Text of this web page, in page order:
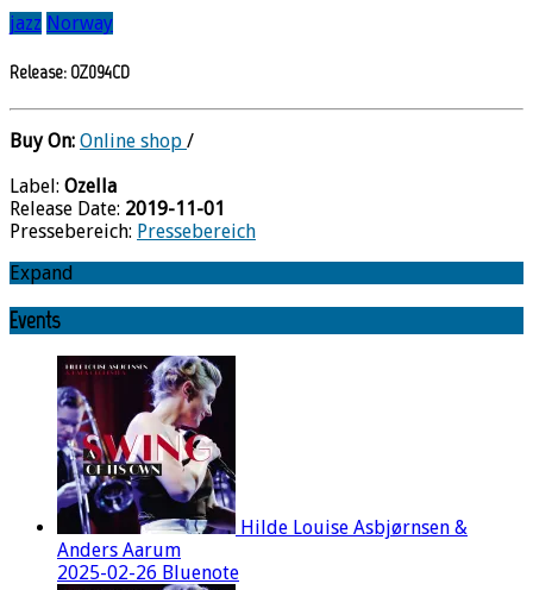
jazz Norway
Release: OZ094CD
Buy On: Online shop /
Label: Ozella
Release Date: 2019-11-01
Pressebereich: Pressebereich
Expand
Events
Hilde Louise Asbjørnsen &
Anders Aarum
2025-02-26 Bluenote